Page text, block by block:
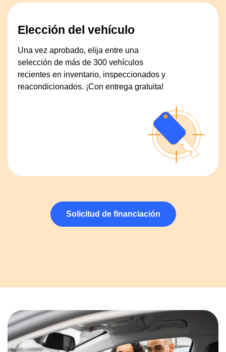
Elección del vehículo
Una vez aprobado, elija entre una
selección de más de 300 vehículos
recientes en inventario, inspeccionados y
reacondicionados. ¡Con entrega gratuita!
Solicitud de financiación